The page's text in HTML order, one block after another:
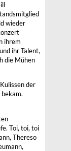
wieder
ihrem
ihr Talent,
die Mühen
der
Toi, toi, toi
Thereso